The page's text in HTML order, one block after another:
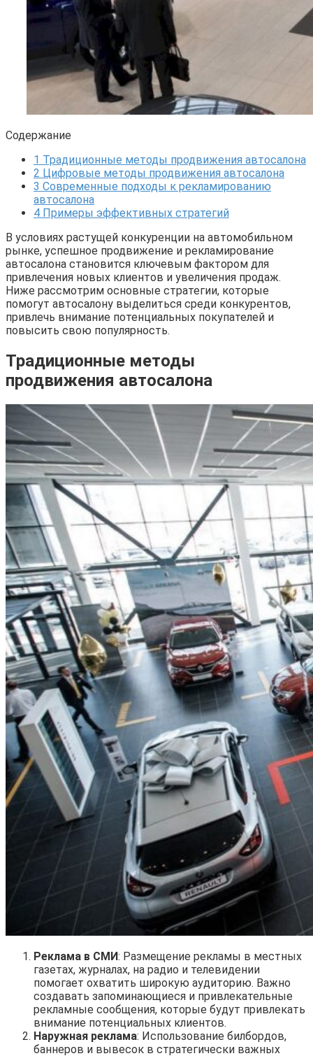
Содержание
1 Традиционные методы продвижения автосалона
2 Цифровые методы продвижения автосалона
3 Современные подходы к рекламированию
автосалона
4 Примеры эффективных стратегий
В условиях растущей конкуренции на автомобильном
рынке, успешное продвижение и рекламирование
автосалона становится ключевым фактором для
привлечения новых клиентов и увеличения продаж.
Ниже рассмотрим основные стратегии, которые
помогут автосалону выделиться среди конкурентов,
привлечь внимание потенциальных покупателей и
повысить свою популярность.
Традиционные методы
продвижения автосалона
Реклама в СМИ: Размещение рекламы в местных
газетах, журналах, на радио и телевидении
помогает охватить широкую аудиторию. Важно
создавать запоминающиеся и привлекательные
рекламные сообщения, которые будут привлекать
внимание потенциальных клиентов.
Наружная реклама: Использование билбордов,
баннеров и вывесок в стратегически важных